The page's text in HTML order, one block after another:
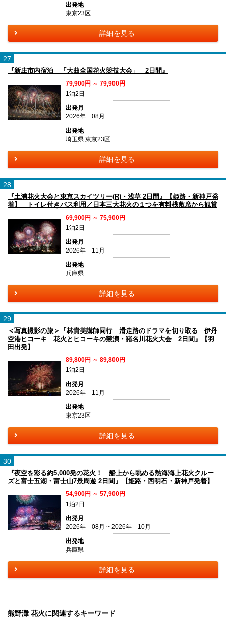
出発地
東京23区
詳細を見る
27
『新庄市内宿泊 「大曲全国花火競技大会」 2日間』
79,900円 ～ 79,900円
1泊2日
出発月
2026年 08月
出発地
埼玉県 東京23区
詳細を見る
28
『土浦花火大会と東京スカイツリー(R)・浅草 2日間』【姫路・新神戸発
着】 トイレ付きバス利用／日本三大花火の１つを有料桟敷席から観賞
69,900円 ～ 75,900円
1泊2日
出発月
2026年 11月
出発地
兵庫県
詳細を見る
29
＜写真撮影の旅＞『林貴美講師同行 滑走路のドラマを切り取る 伊丹
空港ヒコーキ 花火とヒコーキの競演・猪名川花火大会 2日間』【羽
田出発】
89,800円 ～ 89,800円
1泊2日
出発月
2026年 11月
出発地
東京23区
詳細を見る
30
『夜空を彩る約5,000発の花火！ 船上から眺める熱海海上花火クルー
ズと富士五湖・富士山7景周遊 2日間』【姫路・西明石・新神戸発着】
54,900円 ～ 57,900円
1泊2日
出発月
2026年 08月 ~ 2026年 10月
出発地
兵庫県
詳細を見る
熊野灘 花火に関連するキーワード